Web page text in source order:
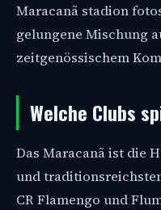
Maracanã stadion
gelungene Mischung
zeitgenössischem
Welche Clubs
Das Maracanã ist die
und
CR Flamengo und